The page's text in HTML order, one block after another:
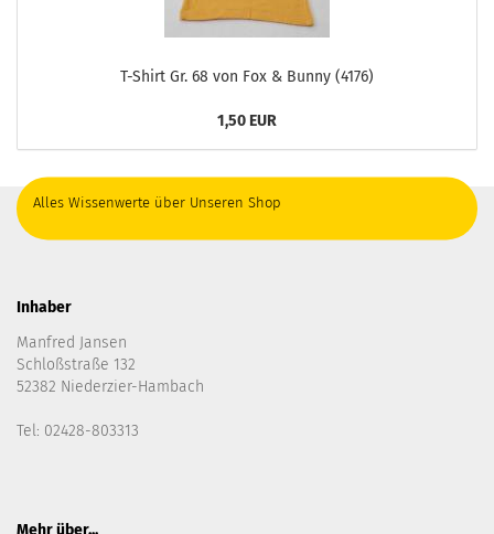
T-Shirt Gr. 68 von Fox & Bunny (4176)
1,50 EUR
Alles Wissenwerte über Unseren Shop
Inhaber
Manfred Jansen
Schloßstraße 132
52382 Niederzier-Hambach
Tel: 02428-803313
Mehr über...